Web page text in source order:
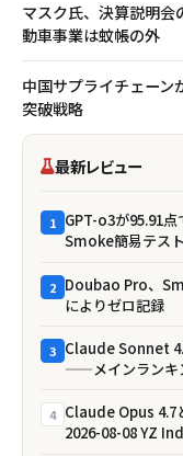
マスク氏、決算説明会
動車事業は蚊帳の外
中国サプライチェー
突破戦略
最新レビュー
1 GPT-o3が95.91
Smoke簡易テス
2 Doubao Pro、
によりゼロ記録
3 Claude Sonnet
——メインランキ
4 Claude Opus 4.7
2026-08-08 YZ